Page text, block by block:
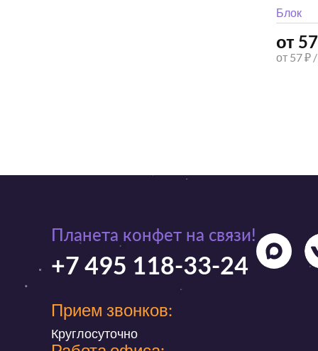
Блок
от 57
от 57 ₽
Планета конфет на связи!
+7 495 118-33-24
Прием звонков:
Круглосуточно